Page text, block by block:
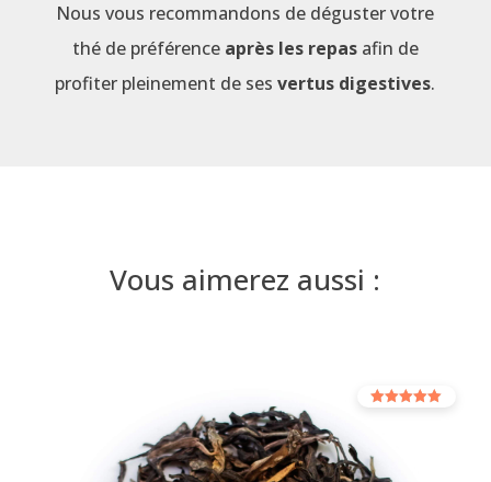
Nous vous recommandons de déguster votre
thé de préférence après les repasafin de
profiter pleinement de sesvertus digestives.
Vous aimerez aussi :